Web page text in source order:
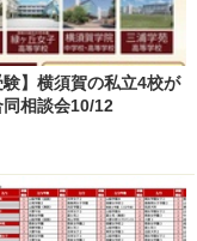
験】横須賀の私立4校が
相談会10/12